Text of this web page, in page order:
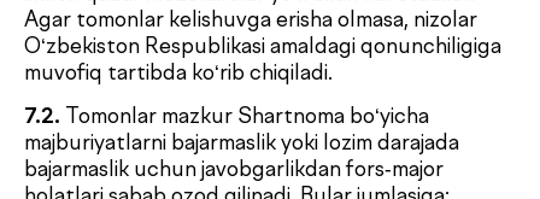
Bosh sahifa
Biz haqimizda
Xizmatlar